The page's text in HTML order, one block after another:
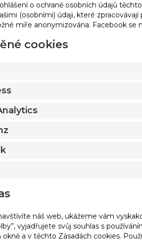
o ochraně osobních údajů
(osobními) údaji, které
míře anonymizována. Facebook se
cookies
náš web, ukážeme vám
vyjadřujete svůj souhlas s
okně a v těchto Zásadách cookies.